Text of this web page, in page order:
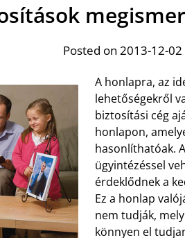
Posted on 2013-12-02
A honlapra, az
lehetőségekről
biztosítási cég
honlapon,
hasonlíthatóak.
ügyintézéssel
érdeklődnek a
Ez a honlap
nem tudják,
könnyen el